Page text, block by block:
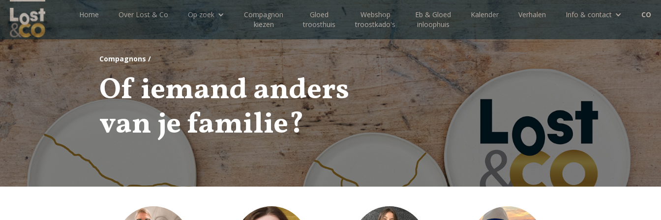
Home Over Lost & Co Op zoek
Compagnon
kiezen
Gloed
troosthuis
Webshop
troostkado's
Eb & Gloed
inloophuis
Kalender Verhalen Info & contact CO
Compagnons /
Of iemand anders
van je familie?